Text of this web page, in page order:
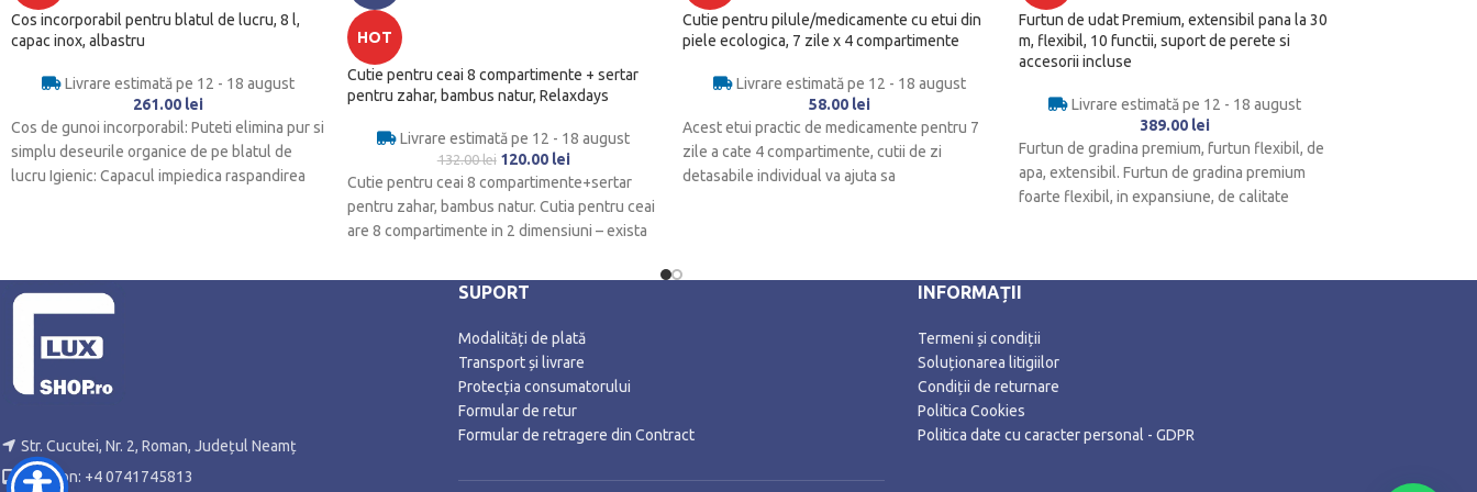
Cos incorporabil pentru blatul de lucru, 8 l,
capac inox, albastru
Livrare estimată pe 12 - 18 august
261.00 lei
Cos de gunoi incorporabil: Puteti elimina pur si
simplu deseurile organice de pe blatul de
lucru Igienic: Capacul impiedica raspandirea
HOT
Cutie pentru ceai 8 compartimente + sertar
pentru zahar, bambus natur, Relaxdays
Livrare estimată pe 12 - 18 august
132.00lei 120.00 lei
Cutie pentru ceai 8 compartimente+sertar
pentru zahar, bambus natur. Cutia pentru ceai
are 8 compartimente in 2 dimensiuni – exista
Cutie pentru pilule/medicamente cu etui din
piele ecologica, 7 zile x 4 compartimente
Livrare estimată pe 12 - 18 august
58.00 lei
Acest etui practic de medicamente pentru 7
zile a cate 4 compartimente, cutii de zi
detasabile individual va ajuta sa
Furtun de udat Premium, extensibil pana la 30
m, flexibil, 10 functii, suport de perete si
accesorii incluse
Livrare estimată pe 12 - 18 august
389.00 lei
Furtun de gradina premium, furtun flexibil, de
apa, extensibil. Furtun de gradina premium
foarte flexibil, in expansiune, de calitate
Str. Cucutei, Nr. 2, Roman, Județul Neamț
Telefon: +4 0741745813
SUPORT
Modalități de plată
Transport și livrare
Protecția consumatorului
Formular de retur
Formular de retragere din Contract
INFORMAȚII
Termeni și condiții
Soluționarea litigiilor
Condiții de returnare
Politica Cookies
Politica date cu caracter personal - GDPR